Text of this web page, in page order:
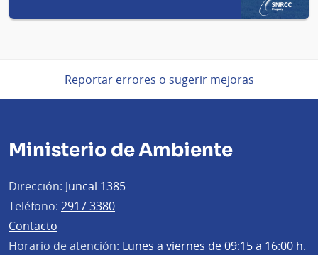
Reportar errores o sugerir mejoras
Ministerio de Ambiente
Dirección: Juncal 1385
Teléfono: 2917 3380
Contacto
Horario de atención: Lunes a viernes de 09:15 a 16:00 h.